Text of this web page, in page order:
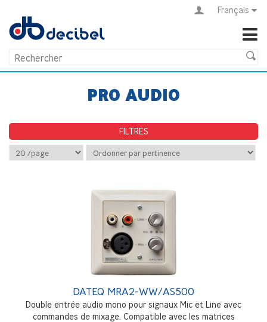
Français
PRO AUDIO
FILTRES
DATEQ MRA2-WW/AS500
Double entrée audio mono pour signaux Mic et Line avec
commandes de mixage. Compatible avec les matrices